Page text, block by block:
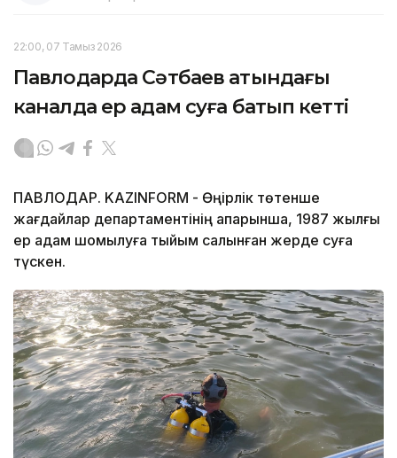
22:00, 07 Тамыз 2026
Павлодарда Сәтбаев атындағы
каналда ер адам суға батып кетті
ПАВЛОДАР. KAZINFORM - Өңірлік төтенше
жағдайлар департаментінің ақпарынша, 1987 жылғы
ер адам шомылуға тыйым салынған жерде суға
түскен.